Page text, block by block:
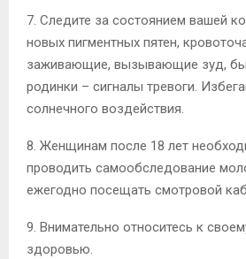
7. Следите за состоянием вашей
новых пигментных пятен,
заживающие, вызывающие зуд,
родинки – сигналы тревоги.
солнечного воздействия.
8. Женщинам после 18 лет
проводить самообследование
ежегодно посещать смотровой
9. Внимательно относитесь к
здоровью.